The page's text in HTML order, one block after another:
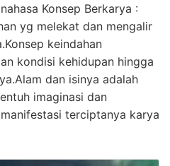
Konsep Berkarya :
yg melekat dan mengalir
keindahan
kondisi kehidupan hingga
dan isinya adalah
imaginasi dan
terciptanya karya